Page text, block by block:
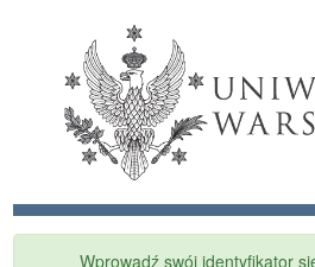
Wprowadź swój identyfikator